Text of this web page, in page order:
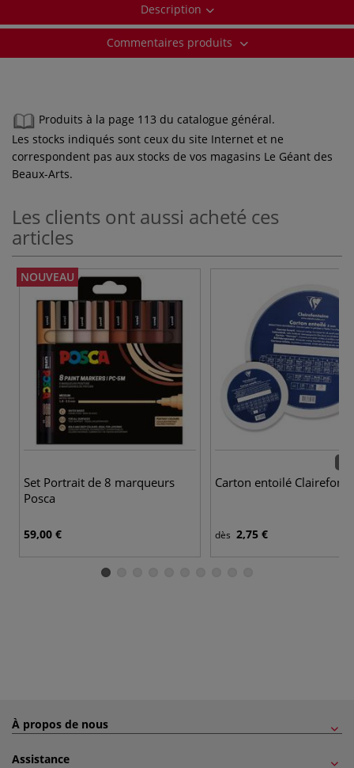
Description
Commentaires produits
Produits à la page 113 du catalogue général.
Les stocks indiqués sont ceux du site Internet et ne
correspondent pas aux stocks de vos magasins Le Géant des
Beaux-Arts.
Les clients ont aussi acheté ces
articles
NOUVEAU
Set Portrait de 8 marqueurs
Posca
59,00 €
Carton entoilé
dès 2,75 €
À propos de nous
Assistance